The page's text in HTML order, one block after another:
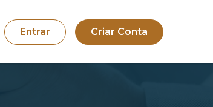
Entrar Criar Conta